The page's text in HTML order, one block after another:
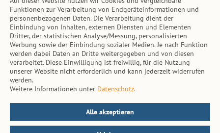
Inhalt
Tierarzt-Suche
Hinweise
AGB
Impressum
Datenschutz
Kontakt
Funktionen zur Verarbeitung von Endgeräteinformationen und
personenbezogenen Daten. Die Verarbeitung dient der
Einbindung von Inhalten, externen Diensten und Elementen
Dritter, der statistischen Analyse/Messung, personalisierten
Werbung sowie der Einbindung sozialer Medien. Je nach Funktion
werden dabei Daten an Dritte weitergegeben und von diesen
verarbeitet. Diese Einwilligung ist freiwillig, für die Nutzung
unserer Website nicht erforderlich und kann jederzeit widerrufen
werden.
Weitere Informationen unter Datenschutz.
Alle akzeptieren